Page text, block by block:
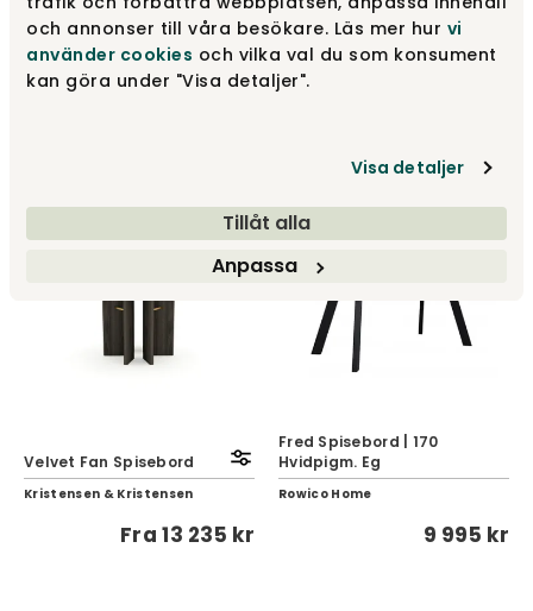
och annonser till våra besökare. Läs mer hur vi
använder cookies och vilka val du som konsument
kan göra under "Visa detaljer".
Visa detaljer
Tillåt alla
Anpassa
Muhle Spisebord
Kristensen & Kristensen
Monogram Steel
Spisebord | Rundt
Kristensen & Kristensen
Velvet Fan Spisebord
Kristensen & Kristensen
Fra13 235 kr
Fred Spisebord | 170
Hvidpigm. Eg
Rowico Home
9 995 kr